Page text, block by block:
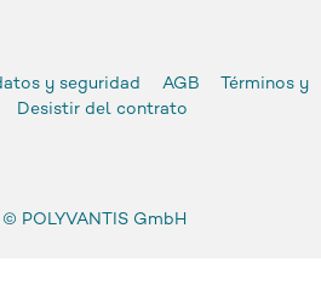
y seguridad AGB
Términos y
Desistir del contrato
© POLYVANTIS GmbH